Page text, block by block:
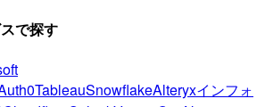
で探す
TableauSnowflakeAlteryxインフォ